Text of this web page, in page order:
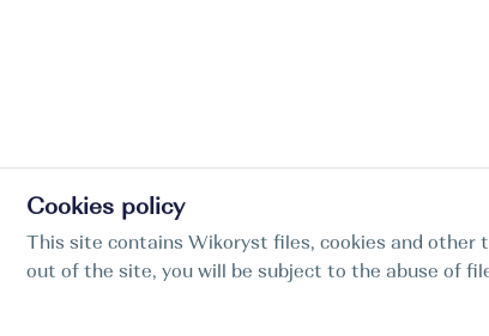
Cookies policy
This site contains Wikoryst files, cookies and other
out of the site, you will be subject to the abuse of